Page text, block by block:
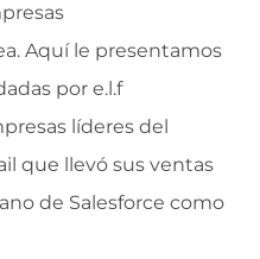
Aquí le presentamos
por e.l.f
líderes del
que llevó sus ventas
de Salesforce como